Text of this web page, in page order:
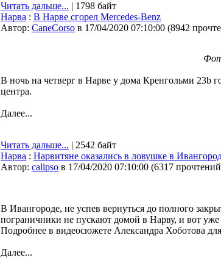
Читать дальше... | 1798 байт
Нарва : В Нарве сгорел Mercedes-Benz
Автор: CaneCorso в 17/04/2020 07:10:00 (8942
В ночь на четверг в Нарве у дома Кренгольми 23b
центра.
Далее...
Читать дальше... | 2542 байт
Нарва : Нарвитяне оказались в ловушке в
Автор: calipso в 17/04/2020 07:10:00 (6317 прочтений
В Ивангороде, не успев вернуться до полного
пограничники не пускают домой в Нарву, и вот
Подробнее в видеосюжете Александра Хоботова
Далее...